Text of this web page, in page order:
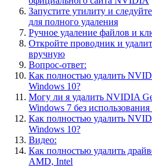
Запустите утилиту и
для полного удаления
Ручное удаление файлов и
Откройте проводник и
вручную
Вопрос-ответ:
Как полностью удалить
Windows 10?
Могу ли я удалить NVIDIA
Windows 7 без
Как полностью удалить
Windows 10?
Видео:
Как полностью удалить
AMD, Intel